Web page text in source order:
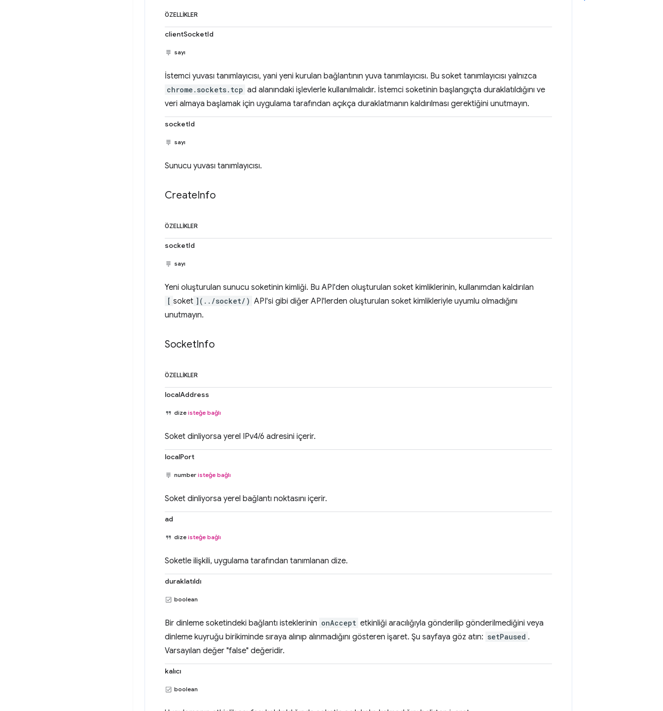
ÖZELLIKLER
clientSocketId
sayı
İstemci yuvası tanımlayıcısı, yani yeni kurulan bağlantının yuva tanımlayıcısı. Bu soket tanımlayıcısı yalnızca
chrome.sockets.tcp ad alanındaki işlevlerle kullanılmalıdır. İstemci soketinin başlangıçta duraklatıldığını ve
veri almaya başlamak için uygulama tarafından açıkça duraklatmanın kaldırılması gerektiğini unutmayın.
socketId
sayı
Sunucu yuvası tanımlayıcısı.
CreateInfo
ÖZELLIKLER
socketId
sayı
Yeni oluşturulan sunucu soketinin kimliği. Bu API'den oluşturulan soket kimliklerinin, kullanımdan kaldırılan
[ soket ](../socket/) API'si gibi diğer API'lerden oluşturulan soket kimlikleriyle uyumlu olmadığını
unutmayın.
SocketInfo
ÖZELLIKLER
localAddress
dize isteğe bağlı
Soket dinliyorsa yerel IPv4/6 adresini içerir.
localPort
number isteğe bağlı
Soket dinliyorsa yerel bağlantı noktasını içerir.
ad
dize isteğe bağlı
Soketle ilişkili, uygulama tarafından tanımlanan dize.
duraklatıldı
boolean
Bir dinleme soketindeki bağlantı isteklerinin onAccept etkinliği aracılığıyla gönderilip gönderilmediğini veya
dinleme kuyruğu birikiminde sıraya alınıp alınmadığını gösteren işaret. Şu sayfaya göz atın: setPaused .
Varsayılan değer "false" değeridir.
kalıcı
boolean